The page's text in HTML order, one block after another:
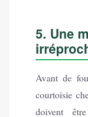
5. Une
Avant de
courtoisie
doivent